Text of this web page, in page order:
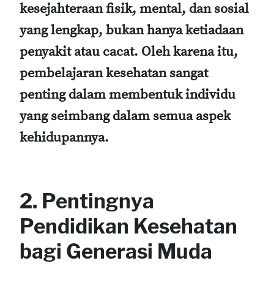
kesejahteraan fisik, mental, dan sosial
yang lengkap, bukan hanya ketiadaan
penyakit atau cacat. Oleh karena itu,
pembelajaran kesehatan sangat
penting dalam membentuk individu
yang seimbang dalam semua aspek
kehidupannya.
2. Pentingnya
Pendidikan Kesehatan
bagi Generasi Muda